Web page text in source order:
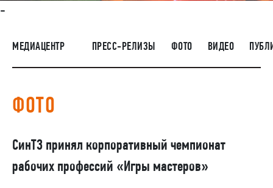
ОКРУЖАЮЩАЯ СРЕДА
МЕДИАЦЕНТР
ЗАКУПКИ
-
МЕДИАЦЕНТР ПРЕСС-РЕЛИЗЫ ФОТО ВИДЕО
ФОТО
СинТЗ принял корпоративный чемпионат
рабочих профессий «Игры мастеров»